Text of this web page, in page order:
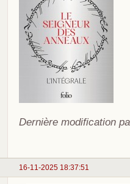
Dernière modification
16-11-2025 18:37:51